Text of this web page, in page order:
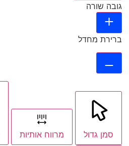
גובה שורה
ברירת מחדל
סמן גדול מרווח אותיות